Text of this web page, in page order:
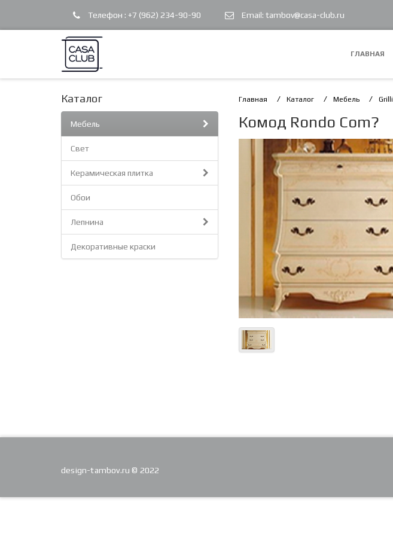
Телефон : +7 (962) 234-90-90 Email: tambov@casa-club.ru
ГЛАВНАЯ
Каталог
Мебель
Свет
Керамическая плитка
Обои
Лепнина
Декоративные краски
Главная Каталог Мебель Grilli
Комод Rondo Com?
design-tambov.ru © 2022